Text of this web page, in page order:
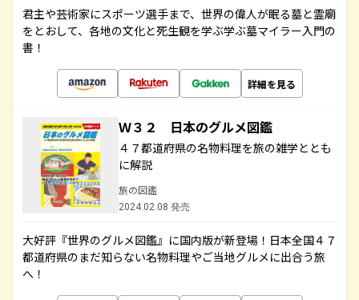
君主や芸術家にスポーツ選手まで、世界の偉人が眠る墓と霊廟
をとおして、各地の文化と死生観を学ぶ学ぶ墓マイラー入門の
書！
詳細を見る
Ｗ３２ 日本のグルメ図鑑
４７都道府県の名物料理を旅の雑学ととも
に解説
旅の図鑑
2024.02.08 発売
大好評『世界のグルメ図鑑』に国内版が新登場！日本全国４７
都道府県のまだ知らない名物料理やご当地グルメに出合う旅
へ！